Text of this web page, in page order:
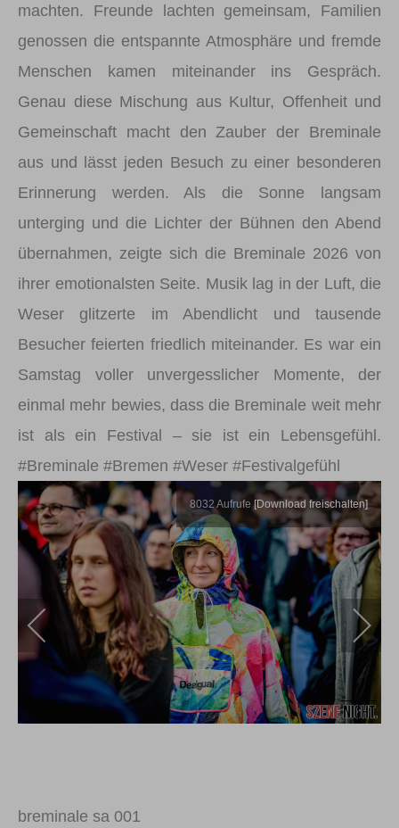
machten. Freunde lachten gemeinsam, Familien
genossen die entspannte Atmosphäre und fremde
Menschen kamen miteinander ins Gespräch.
Genau diese Mischung aus Kultur, Offenheit und
Gemeinschaft macht den Zauber der Breminale
aus und lässt jeden Besuch zu einer besonderen
Erinnerung werden. Als die Sonne langsam
unterging und die Lichter der Bühnen den Abend
übernahmen, zeigte sich die Breminale 2026 von
ihrer emotionalsten Seite. Musik lag in der Luft, die
Weser glitzerte im Abendlicht und tausende
Besucher feierten friedlich miteinander. Es war ein
Samstag voller unvergesslicher Momente, der
einmal mehr bewies, dass die Breminale weit mehr
ist als ein Festival – sie ist ein Lebensgefühl.
#Breminale #Bremen #Weser #Festivalgefühl
8032Aufrufe [Download freischalten]
breminale sa 001